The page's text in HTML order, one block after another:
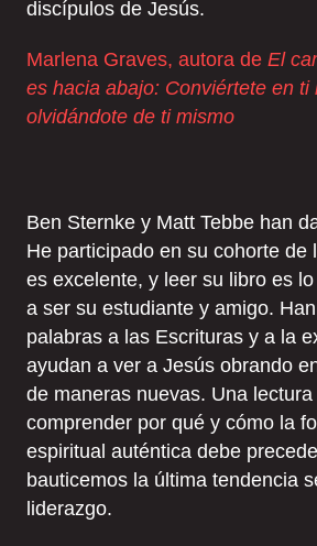
discípulos de Jesús.
Marlena Graves, autora de El
es hacia abajo: Conviértete en ti
olvidándote de ti mismo
Ben Sternke y Matt Tebbe han
He participado en su cohorte de
es excelente, y leer su libro es
a ser su estudiante y amigo.
palabras a las Escrituras y a la
ayudan a ver a Jesús obrando
de maneras nuevas. Una
comprender por qué y cómo la
espiritual auténtica debe
bauticemos la última tendencia
liderazgo.